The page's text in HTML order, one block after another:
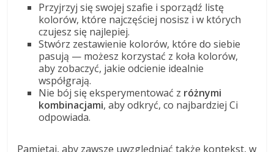
Przyjrzyj się swojej szafie i sporządź listę
kolorów, które najczęściej nosisz i w których
czujesz się najlepiej.
Stwórz zestawienie kolorów, które do siebie
pasują — możesz korzystać z koła kolorów,
aby zobaczyć, jakie odcienie idealnie
współgrają.
Nie bój się eksperymentować z różnymi
kombinacjami, aby odkryć, co najbardziej Ci
odpowiada.
Pamiętaj, aby zawsze uwzględniać także kontekst, w